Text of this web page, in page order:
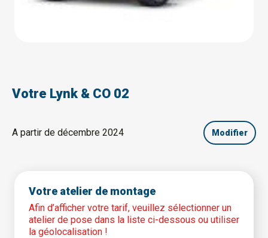
Votre Lynk & CO 02
A partir de décembre 2024 Modifier
Votre atelier de montage
Afin d’afficher votre tarif, veuillez sélectionner un
atelier de pose dans la liste ci-dessous ou utiliser
la géolocalisation !